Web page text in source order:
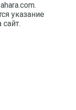
указание